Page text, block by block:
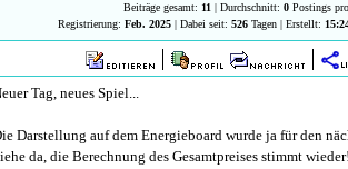
Beiträge gesamt: 11 | Durchschnitt: 0 Postings
Registrierung: Feb. 2025 | Dabei seit: 526 Tagen | Erstellt:
Tag, neues Spiel...
Darstellung auf dem Energieboard wurde ja für den
da, die Berechnung des Gesamtpreises stimmt